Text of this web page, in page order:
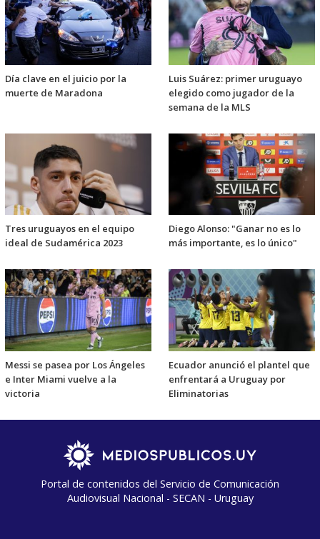
Día clave en el juicio por la
muerte de Maradona
Luis Suárez: primer uruguayo
elegido como jugador de la
semana de la MLS
Tres uruguayos en el equipo
ideal de Sudamérica 2023
Diego Alonso: "Ganar no es lo
más importante, es lo único"
Messi se pasea por Los Ángeles
e Inter Miami vuelve a la
victoria
Ecuador anunció el plantel que
enfrentará a Uruguay por
Eliminatorias
Portal de contenidos del Servicio de Comunicación
Audiovisual Nacional - SECAN - Uruguay